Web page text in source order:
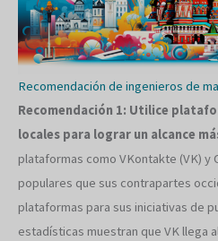
Recomendación de ingenieros de
Recomendación 1: Utilice
locales para lograr un alcance
plataformas como VKontakte (VK) y
populares que sus contrapartes
plataformas para sus iniciativas de
estadísticas muestran que VK llega